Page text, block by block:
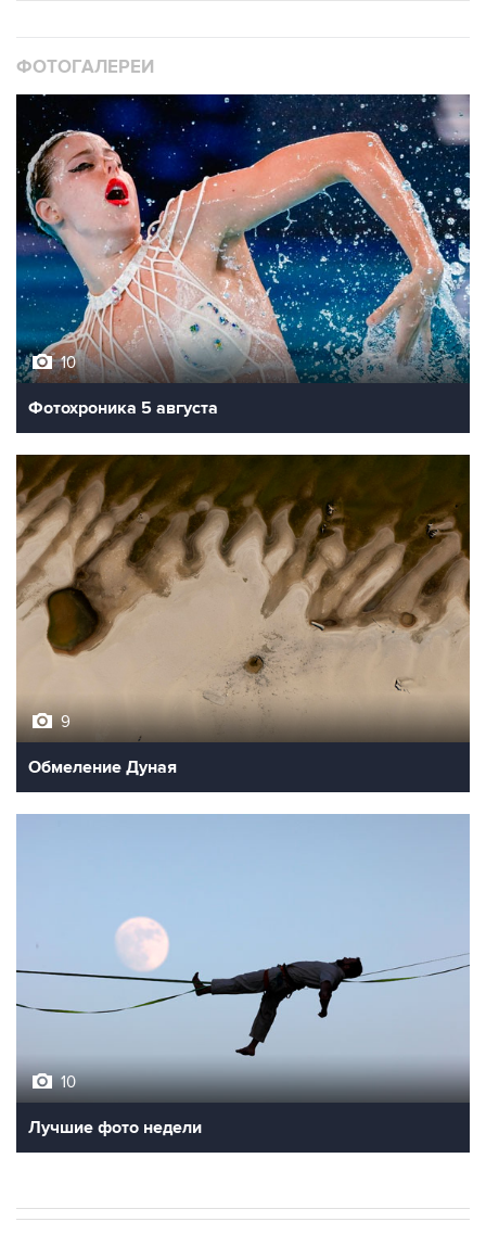
ФОТОГАЛЕРЕИ
10
Фотохроника 5 августа
9
Обмеление Дуная
10
Лучшие фото недели